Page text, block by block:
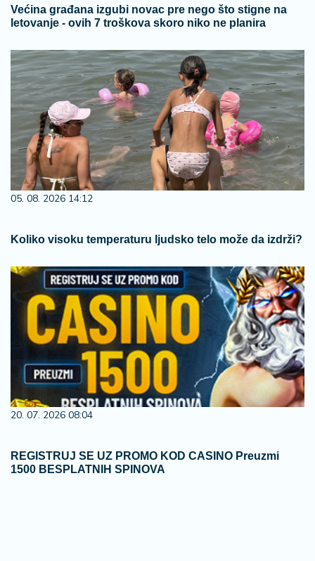
Većina građana izgubi novac pre nego što stigne na
letovanje - ovih 7 troškova skoro niko ne planira
05. 08. 2026 14:12
Koliko visoku temperaturu ljudsko telo može da izdrži?
20. 07. 2026 08:04
REGISTRUJ SE UZ PROMO KOD CASINO Preuzmi
1500 BESPLATNIH SPINOVA